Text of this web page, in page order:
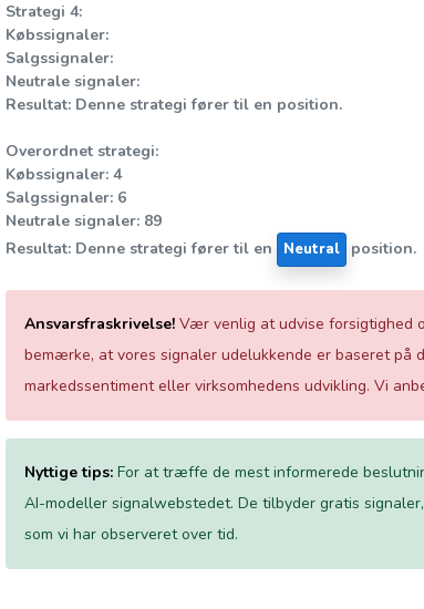
Strategi 4:
Købssignaler:
Salgssignaler:
Neutrale signaler:
Resultat: Denne strategi fører til en position.
Overordnet strategi:
Købssignaler: 4
Salgssignaler: 6
Neutrale signaler: 89
Resultat: Denne strategi fører til en
Neutral position.
Ansvarsfraskrivelse! Vær venlig at udvise forsigtighed
bemærke, at vores signaler udelukkende er baseret på
markedssentiment eller virksomhedens udvikling. Vi
Nyttige tips: For at træffe de mest informerede
AI-modeller signalwebstedet. De tilbyder gratis
som vi har observeret over tid.